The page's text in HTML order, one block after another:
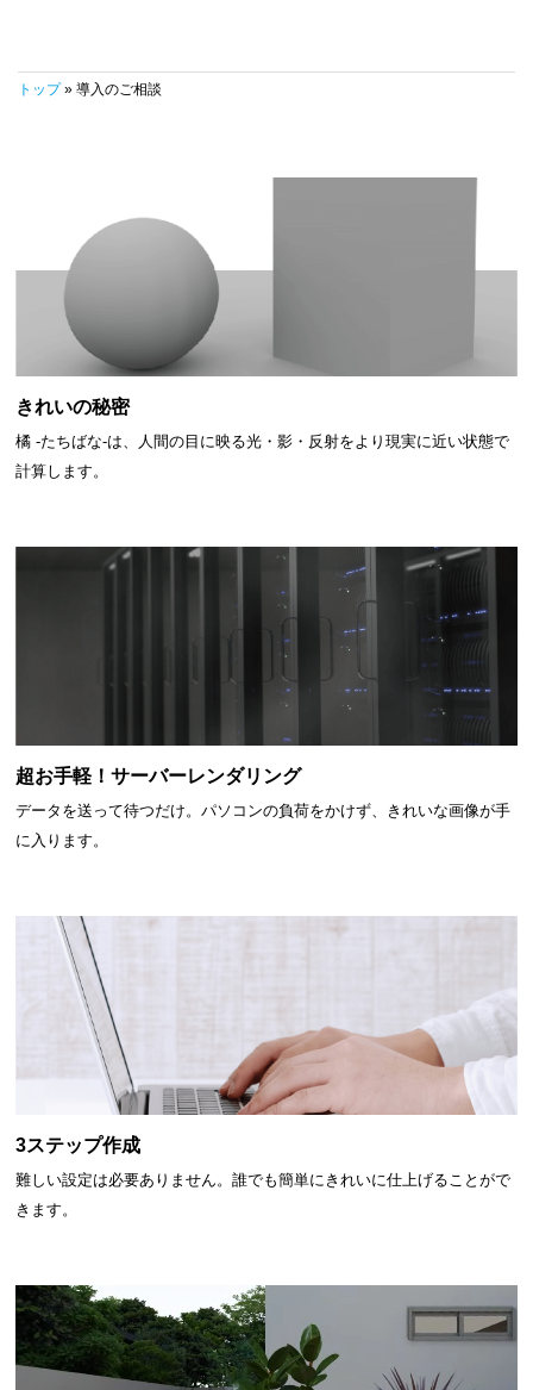
トップ» 導入のご相談
きれいの秘密
橘 -たちばな-は、人間の目に映る光・影・反射をより現実に近い状態で
計算します。
超お手軽！サーバーレンダリング
データを送って待つだけ。パソコンの負荷をかけず、きれいな画像が手
に入ります。
3ステップ作成
難しい設定は必要ありません。誰でも簡単にきれいに仕上げることがで
きます。